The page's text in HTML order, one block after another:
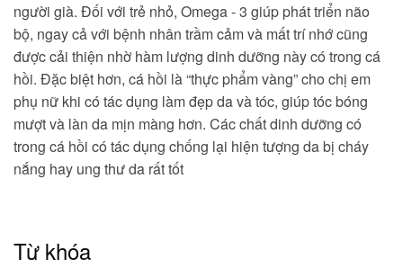
người già. Đối với trẻ nhỏ, Omega - 3 giúp phát triển não
bộ, ngay cả với bệnh nhân trầm cảm và mất trí nhớ cũng
được cải thiện nhờ hàm lượng dinh dưỡng này có trong cá
hồi. Đặc biệt hơn, cá hồi là “thực phẩm vàng” cho chị em
phụ nữ khi có tác dụng làm đẹp da và tóc, giúp tóc bóng
mượt và làn da mịn màng hơn. Các chất dinh dưỡng có
trong cá hồi có tác dụng chống lại hiện tượng da bị cháy
nắng hay ung thư da rất tốt
Từ khóa